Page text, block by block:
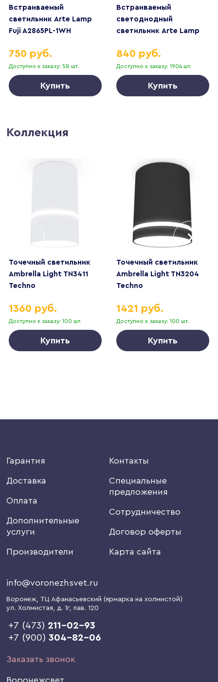
Встраиваемый
светильник Arte Lamp
Fuji A2865PL-1WH
Доступно к заказу: 58 шт.
750 руб.
Купить
Встраиваемый
светодиодный
светильник Arte Lamp
Доступно к заказу: 1904 шт.
840 руб.
Купить
Коллекция
Точечный светильник
Ambrella Light TN3411
Techno
Доступно к заказу: 100 шт.
1360 руб.
Купить
Точечный светильник
Ambrella Light TN3204
Techno
Доступно к заказу: 100 шт.
1421 руб.
Купить
Гарантия
Доставка
Оплата
Дополнительные
услуги
Производители
Контакты
Специальные
предложения
Сотрудничество
Договор оферты
Карта сайта
info@voronezhsvet.ru
Воронеж, ТЦ Афанасьевский (ярмарка на холмистой)
ул. Холмистая, д. 1г, пав. 120
+7 (473) 211-02-93
+7 (900)304-82-06
Заказать звонок
Воронежсвет